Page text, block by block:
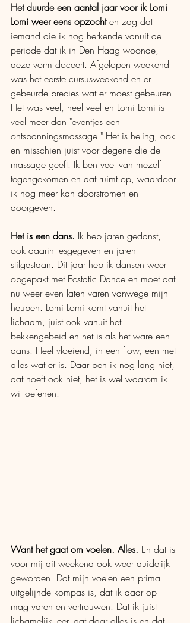
Het duurde een aantal jaar voor ik Lomi
Lomi weer eens opzocht en zag dat
iemand die ik nog herkende vanuit de
periode dat ik in Den Haag woonde,
deze vorm doceert. Afgelopen weekend
was het eerste cursusweekend en er
gebeurde precies wat er moest gebeuren.
Het was veel, heel veel en Lomi Lomi is
veel meer dan "eventjes een
ontspanningsmassage." Het is heling, ook
en misschien juist voor degene die de
massage geeft. Ik ben veel van mezelf
tegengekomen en dat ruimt op, waardoor
ik nog meer kan doorstromen en
doorgeven.
Het is een dans. Ik heb jaren gedanst,
ook daarin lesgegeven en jaren
stilgestaan. Dit jaar heb ik dansen weer
opgepakt met Ecstatic Dance en moet dat
nu weer even laten varen vanwege mijn
heupen. Lomi Lomi komt vanuit het
lichaam, juist ook vanuit het
bekkengebeid en het is als het ware een
dans. Heel vloeiend, in een flow, een met
alles wat er is. Daar ben ik nog lang niet,
dat hoeft ook niet, het is wel waarom ik
wil oefenen.
Want het gaat om voelen. Alles. En dat is
voor mij dit weekend ook weer duidelijk
geworden. Dat mijn voelen een prima
uitgelijnde kompas is, dat ik daar op
mag varen en vertrouwen. Dat ik juist